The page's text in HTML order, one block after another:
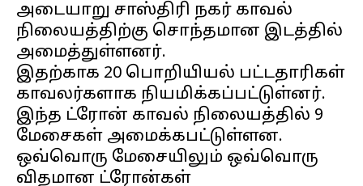
அடையாறு சாஸ்திரி நகர் காவல்
நிலையத்திற்கு சொந்தமான இடத்தில்
அமைத்துள்ளனர்.
இதற்காக 20 பொறியியல் பட்டதாரிகள்
காவலர்களாக நியமிக்கப்பட்டுள்னர்.
இந்த ட்ரோன் காவல் நிலையத்தில் 9
மேசைகள் அமைக்கபட்டுள்ளன.
ஒவ்வொரு மேசையிலும் ஒவ்வொரு
விதமான ட்ரோன்கள்